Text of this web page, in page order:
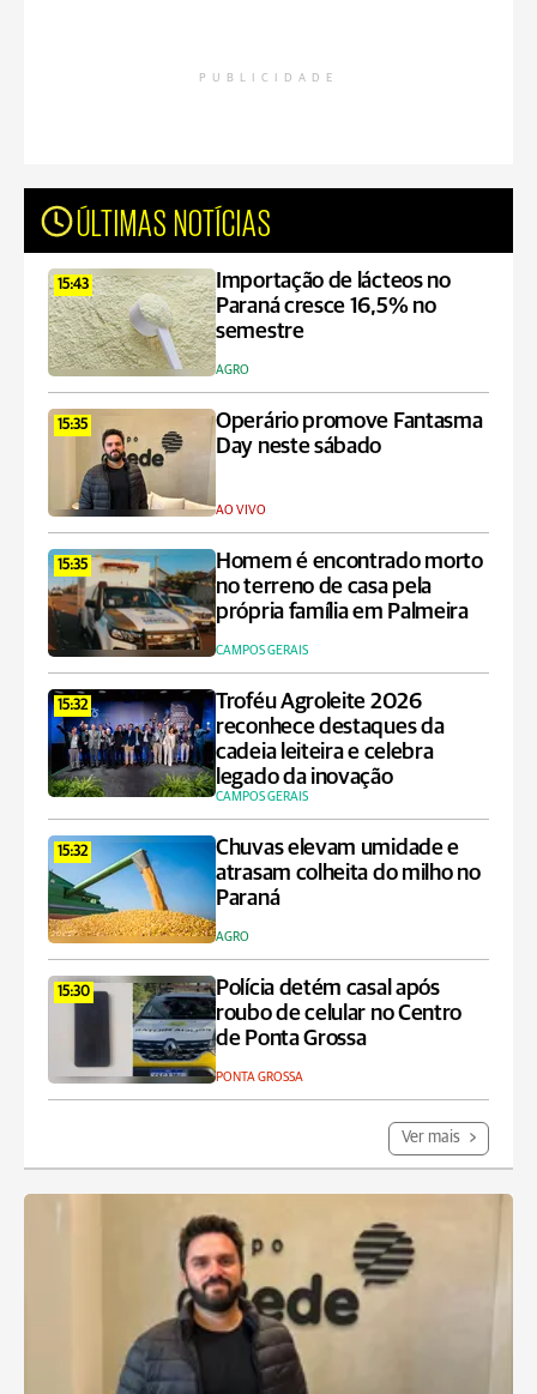
PUBLICIDADE
ÚLTIMAS NOTÍCIAS
15:43
Importação de lácteos no
Paraná cresce 16,5% no
semestre
AGRO
15:35
Operário promove Fantasma
Day neste sábado
AO VIVO
15:35
Homem é encontrado morto
no terreno de casa pela
própria família em Palmeira
CAMPOS GERAIS
15:32
Troféu Agroleite 2026
reconhece destaques da
cadeia leiteira e celebra
legado da inovação
CAMPOS GERAIS
15:32
Chuvas elevam umidade e
atrasam colheita do milho no
Paraná
AGRO
15:30
Polícia detém casal após
roubo de celular no Centro
de Ponta Grossa
PONTA GROSSA
Ver mais